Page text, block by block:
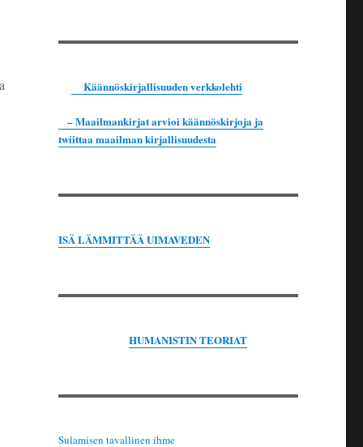
Käännöskirjallisuuden verkkolehti
– Maailmankirjat arvioi käännöskirjoja ja
twiittaa maailman kirjallisuudesta
ISÄ LÄMMITTÄÄ UIMAVEDEN
HUMANISTIN TEORIAT
Sulamisen tavallinen ihme